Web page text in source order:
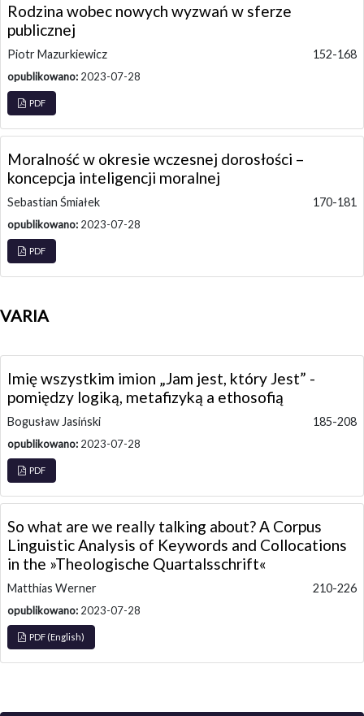
Rodzina wobec nowych wyzwań w sferze
publicznej
Piotr Mazurkiewicz 152-168
opublikowano: 2023-07-28
PDF
Moralność w okresie wczesnej dorosłości –
koncepcja inteligencji moralnej
Sebastian Śmiałek 170-181
opublikowano: 2023-07-28
PDF
VARIA
Imię wszystkim imion „Jam jest, który Jest” -
pomiędzy logiką, metafizyką a ethosofią
Bogusław Jasiński 185-208
opublikowano: 2023-07-28
PDF
So what are we really talking about? A Corpus
Linguistic Analysis of Keywords and Collocations
in the »Theologische Quartalsschrift«
Matthias Werner 210-226
opublikowano: 2023-07-28
PDF (English)